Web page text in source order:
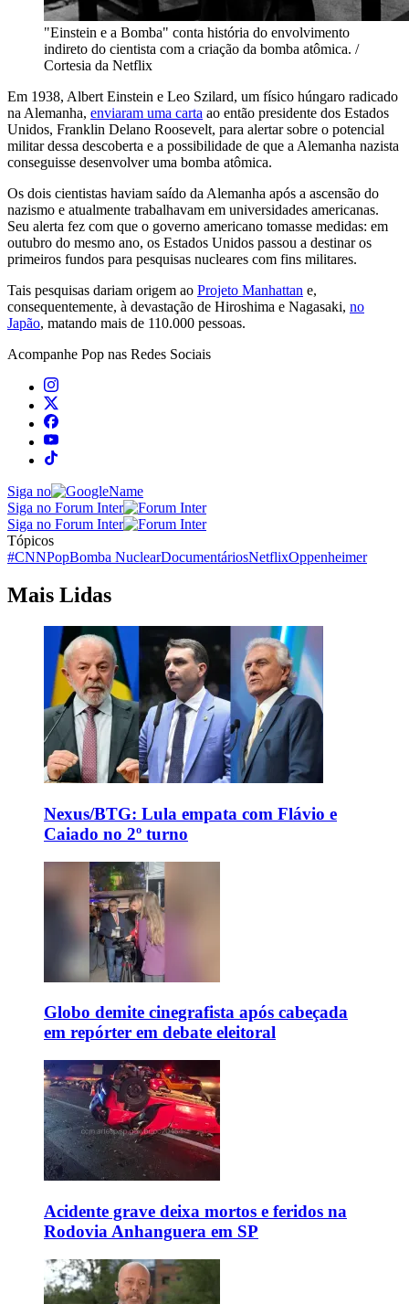
"Einstein e a Bomba" conta história do envolvimento
indireto do cientista com a criação da bomba atômica. /
Cortesia da Netflix
Em 1938, Albert Einstein e Leo Szilard, um físico húngaro radicado
na Alemanha, enviaram uma carta ao então presidente dos Estados
Unidos, Franklin Delano Roosevelt, para alertar sobre o potencial
militar dessa descoberta e a possibilidade de que a Alemanha nazista
conseguisse desenvolver uma bomba atômica.
Os dois cientistas haviam saído da Alemanha após a ascensão do
nazismo e atualmente trabalhavam em universidades americanas.
Seu alerta fez com que o governo americano tomasse medidas: em
outubro do mesmo ano, os Estados Unidos passou a destinar os
primeiros fundos para pesquisas nucleares com fins militares.
Tais pesquisas dariam origem ao Projeto Manhattan e,
consequentemente, à devastação de Hiroshima e Nagasaki, no
Japão, matando mais de 110.000 pessoas.
Acompanhe Pop nas Redes Sociais
Siga no
Siga no Forum Inter
Siga no Forum Inter
Tópicos
#CNNPopBomba NuclearDocumentáriosNetflixOppenheimer
Mais Lidas
Nexus/BTG: Lula empata com Flávio e
Caiado no 2º turno
Globo demite cinegrafista após cabeçada
em repórter em debate eleitoral
Acidente grave deixa mortos e feridos na
Rodovia Anhanguera em SP